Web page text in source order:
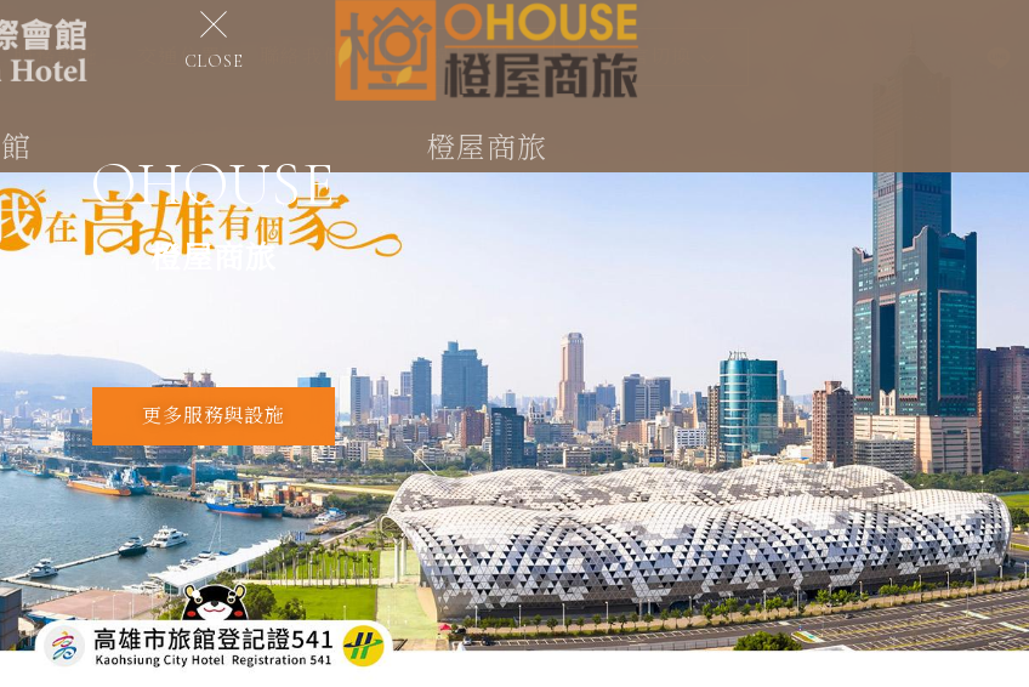
CLOSE
OHOUSE
橙屋商旅
橙屋商旅
服務設施 交通位置 聯絡我們 線上訂房 語言切換
Select Language
以「家」為設計理念
舒適的裝潢，親切合宜的接待，面面俱到的服務，